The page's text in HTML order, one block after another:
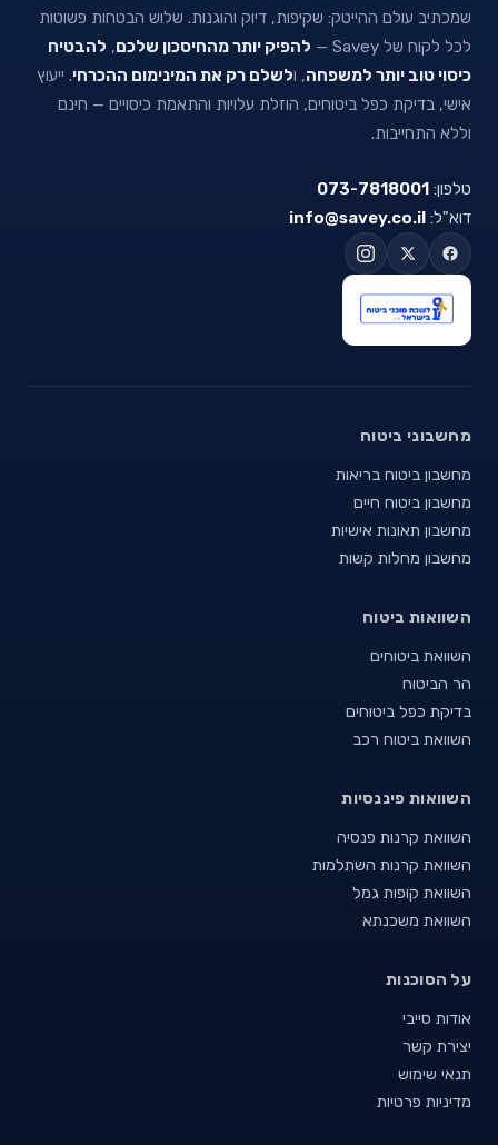
שמכתיב עולם ההייטק: שקיפות, דיוק והוגנות. שלוש הבטחות פשוטות
לכל לקוח של Savey —
להפיק יותר מהחיסכון שלכם, להבטיח
כיסוי טוב יותר למשפחה, ולשלם רק את המינימום ההכרחי. ייעוץ
אישי, בדיקת כפל ביטוחים, הוזלת עלויות והתאמת כיסויים — חינם
וללא התחייבות.
טלפון: 073-7818001
דוא"ל: info@savey.co.il
מחשבוני ביטוח
מחשבון ביטוח בריאות
מחשבון ביטוח חיים
מחשבון תאונות אישיות
מחשבון מחלות קשות
השוואות ביטוח
השוואת ביטוחים
הר הביטוח
בדיקת כפל ביטוחים
השוואת ביטוח רכב
השוואות פיננסיות
השוואת קרנות פנסיה
השוואת קרנות השתלמות
השוואת קופות גמל
השוואת משכנתא
על הסוכנות
אודות סייבי
יצירת קשר
תנאי שימוש
מדיניות פרטיות